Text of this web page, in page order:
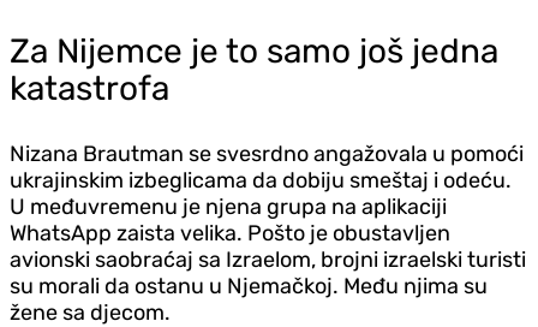
Za Nijemce je to samo još jedna
katastrofa
Nizana Brautman se svesrdno angažovala u pomoći
ukrajinskim izbeglicama da dobiju smeštaj i odeću.
U međuvremenu je njena grupa na aplikaciji
WhatsApp zaista velika. Pošto je obustavljen
avionski saobraćaj sa Izraelom, brojni izraelski turisti
su morali da ostanu u Njemačkoj. Među njima su
žene sa djecom.